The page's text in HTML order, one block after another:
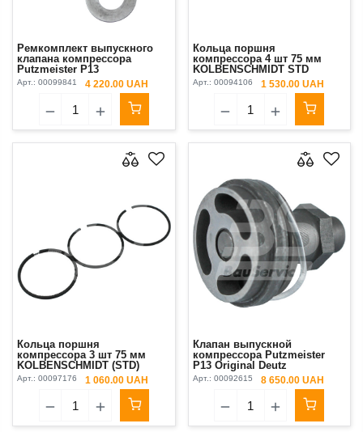
Ремкомплект выпускного
клапана компрессора
Putzmeister P13
Арт.: 00099841 4 220.00 UAH
Кольца поршня
компрессора 4 шт 75 мм
KOLBENSCHMIDT STD
Putzmeister P13
Арт.: 00094106 1 530.00 UAH
Кольца поршня
компрессора 3 шт 75 мм
KOLBENSCHMIDT (STD)
Putzmeister P13 (2016 г.)
Арт.: 00097176 1 060.00 UAH
Клапан выпускной
компрессора Putzmeister
P13 Original Deutz
Арт.: 00092615 8 650.00 UAH